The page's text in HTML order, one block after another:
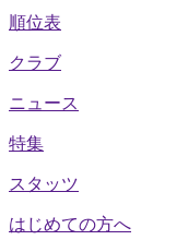
順位表
クラブ
ニュース
特集
スタッツ
はじめての方へ